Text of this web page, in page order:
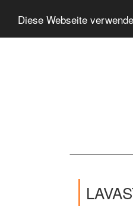
Diese Webseite